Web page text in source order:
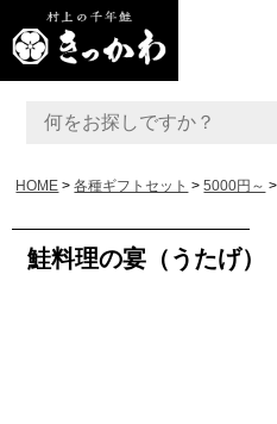
HOME 各種ギフトセット 5000円～
鮭料理の宴（うたげ）